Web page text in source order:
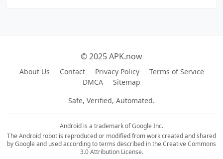
© 2025 APK.now
About Us Contact Privacy Policy
Terms of Service
DMCA
Sitemap
Safe, Verified, Automated.
Android is a trademark of Google Inc.
The Android robot is reproduced or modified from work created and shared
by Google and used according to terms described in the Creative Commons
3.0 Attribution License.